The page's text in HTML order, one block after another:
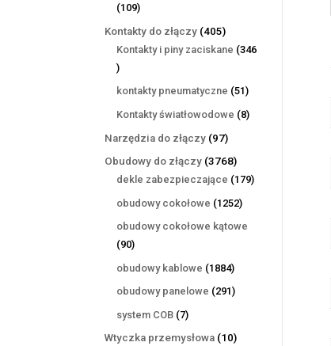
109109
produktów
Kontakty do złączy 405405
produktów
Kontakty i piny zaciskane 346
346
produktów
kontakty pneumatyczne 5151
produktów
Kontakty światłowodowe 88
Narzędzia do złączy 9797
produktów
Obudowy do złączy 37683768
produktów
dekle zabezpieczające 179179
obudowy cokołowe 12521252
obudowy cokołowe kątowe
9090
produktów
obudowy kablowe 18841884
produkty
obudowy panelowe 291291
system COB 77
produktów
Wtyczka przemysłowa 1010